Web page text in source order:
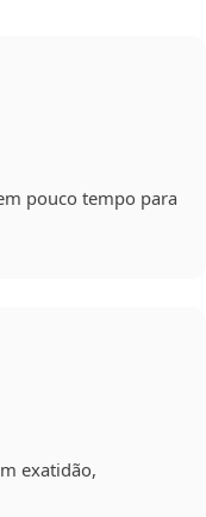
pouco tempo para
exatidão,